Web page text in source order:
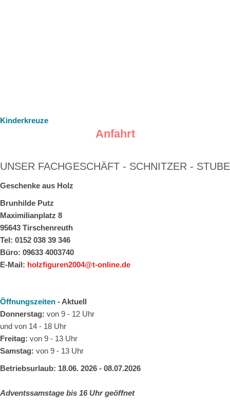
Kinderkreuze
Anfahrt
UNSER FACHGESCHÄFT - SCHNITZER - STUBE
Geschenke aus Holz
Brunhilde Putz
Maximilianplatz 8
95643 Tirschenreuth
Tel: 0152 038 39 346
Büro: 09633 4003740
E-Mail: holzfiguren2004@t-online.de
Öffnungszeiten - Aktuell
Donnerstag: von 9 - 12 Uhr
und von 14 - 18 Uhr
Freitag: von 9 - 13 Uhr
Samstag: von 9 - 13 Uhr
Betriebsurlaub: 18.06. 2026 - 08.07.2026
Adventssamstage bis 16 Uhr geöffnet